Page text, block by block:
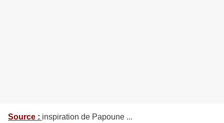
Source : inspiration de Papoune ...